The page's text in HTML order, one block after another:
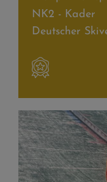
NK2 - Kader
Deutscher